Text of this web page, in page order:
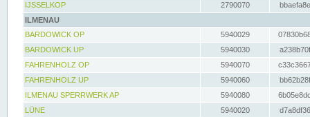
IJSSELKOP
2790070
ILMENAU
BARDOWICK OP
5940029
BARDOWICK UP
5940030
FAHRENHOLZ OP
5940070
FAHRENHOLZ UP
5940060
ILMENAU SPERRWERK AP
5940080
LÜNE
5940020